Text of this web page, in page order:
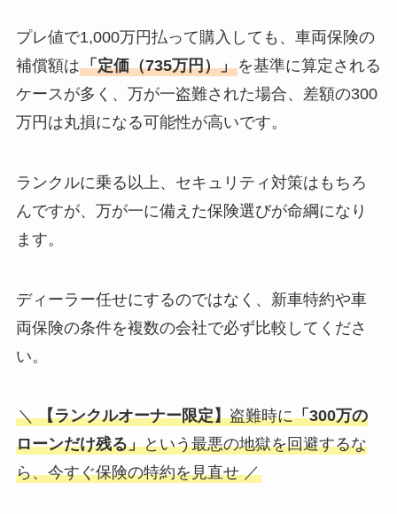
プレ値で1,000万円払って購入しても、車両保険の
補償額は「定価（735万円）」を基準に算定される
ケースが多く、万が一盗難された場合、差額の300
万円は丸損になる可能性が高いです。
ランクルに乗る以上、セキュリティ対策はもちろ
んですが、万が一に備えた保険選びが命綱になり
ます。
ディーラー任せにするのではなく、新車特約や車
両保険の条件を複数の会社で必ず比較してくださ
い。
＼【ランクルオーナー限定】盗難時に「300万の
ローンだけ残る」という最悪の地獄を回避するな
ら、今すぐ保険の特約を見直せ ／